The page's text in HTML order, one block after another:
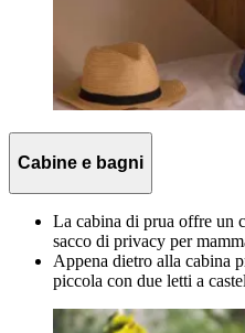
Cabine e bagni
La cabina di prua offre un
sacco di privacy per
Appena dietro alla cabina
piccola con due letti a